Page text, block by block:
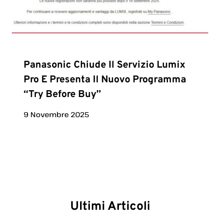
Panasonic Chiude Il Servizio Lumix
Pro E Presenta Il Nuovo Programma
“Try Before Buy”
9 Novembre 2025
Ultimi Articoli